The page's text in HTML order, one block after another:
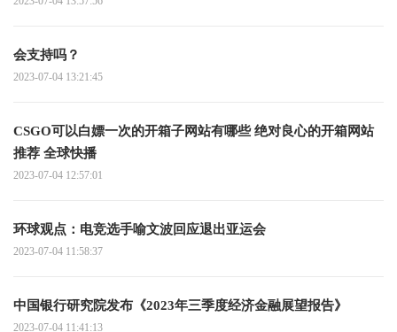
会支持吗？
2023-07-04 13:21:45
CSGO可以白嫖一次的开箱子网站有哪些 绝对良心的开箱网站
推荐 全球快播
2023-07-04 12:57:01
环球观点：电竞选手喻文波回应退出亚运会
2023-07-04 11:58:37
中国银行研究院发布《2023年三季度经济金融展望报告》
2023-07-04 11:41:13